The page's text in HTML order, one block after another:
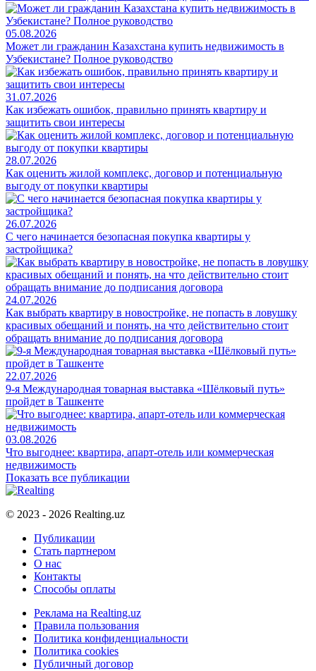
05.08.2026
Может ли гражданин Казахстана купить недвижимость в
Узбекистане? Полное руководство
31.07.2026
Как избежать ошибок, правильно принять квартиру и
защитить свои интересы
28.07.2026
Как оценить жилой комплекс, договор и потенциальную
выгоду от покупки квартиры
26.07.2026
С чего начинается безопасная покупка квартиры у
застройщика?
24.07.2026
Как выбрать квартиру в новостройке, не попасть в ловушку
красивых обещаний и понять, на что действительно стоит
обращать внимание до подписания договора
22.07.2026
9-я Международная товарная выставка «Шёлковый путь»
пройдет в Ташкенте
03.08.2026
Что выгоднее: квартира, апарт-отель или коммерческая
недвижимость
Показать все публикации
© 2023 - 2026 Realting.uz
Публикации
Стать партнером
О нас
Контакты
Способы оплаты
Реклама на Realting.uz
Правила пользования
Политика конфиденциальности
Политика cookies
Публичный договор